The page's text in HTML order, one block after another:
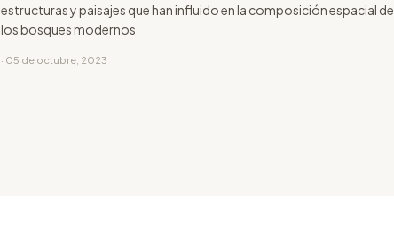
estructuras y paisajes que han influido en la composición espacial de
los bosques modernos
· 05 de octubre, 2023